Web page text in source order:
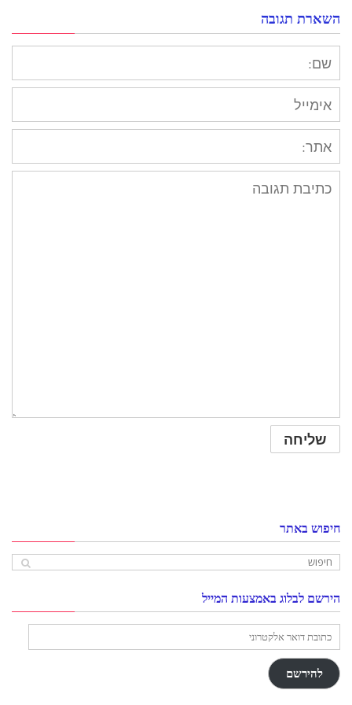
השארת תגובה
חיפוש באתר
הירשם לבלוג באמצעות המייל
אלקטרוני
להירשם